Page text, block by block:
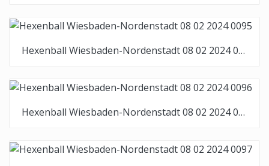
Hexenball Wiesbaden-Nordenstadt 08 02 2024 0095
Hexenball Wiesbaden-Nordenstadt 08 02 2024 0096